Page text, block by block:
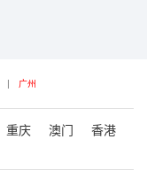
| 广州
重庆 澳门
香港